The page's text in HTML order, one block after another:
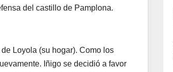
del castillo de Pamplona.
Loyola (su hogar). Como los
Iñigo se decidió a favor